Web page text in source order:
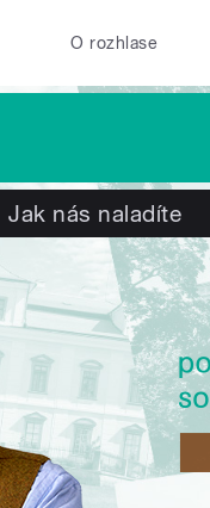
O rozhlase
Jak nás naladíte